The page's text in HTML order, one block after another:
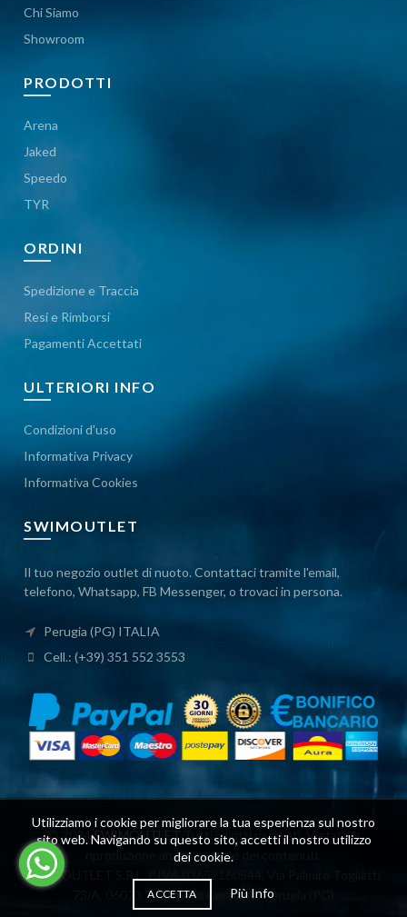
Chi Siamo
Showroom
PRODOTTI
Arena
Jaked
Speedo
TYR
ORDINI
Spedizione e Traccia
Resi e Rimborsi
Pagamenti Accettati
ULTERIORI INFO
Condizioni d'uso
Informativa Privacy
Informativa Cookies
SWIMOUTLET
Il tuo negozio outlet di nuoto. Contattaci tramite l'email,
telefono, Whatsapp, FB Messenger, o trovaci in persona.
Perugia (PG) ITALIA
Cell.: (+39) 351 552 3553
2024SWIMOUTLETTutti i diritti riservati. Vietata la
riproduzione anche parziale dei contenuti.
SWIMOUTLET S.R.L. P.IVA 03652160544, Via Palmiro Togliatti
73/A, 06073 Taverne di Corciano, Perugia (PG)
Utilizziamo i cookie per migliorare la tua esperienza sul nostro
sito web. Navigando su questo sito, accetti il ​​nostro utilizzo
dei cookie.
ACCETTA Più Info